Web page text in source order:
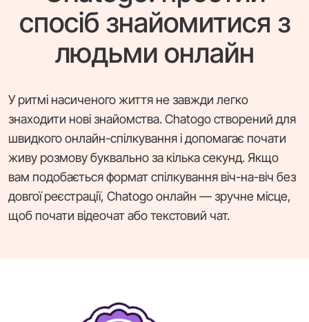
спосіб знайомитися з
людьми онлайн
У ритмі насиченого життя не завжди легко
знаходити нові знайомства. Chatogo створений для
швидкого онлайн-спілкування і допомагає почати
живу розмову буквально за кілька секунд. Якщо
вам подобається формат спілкування віч-на-віч без
довгої реєстрації, Chatogo онлайн — зручне місце,
щоб почати відеочат або текстовий чат.